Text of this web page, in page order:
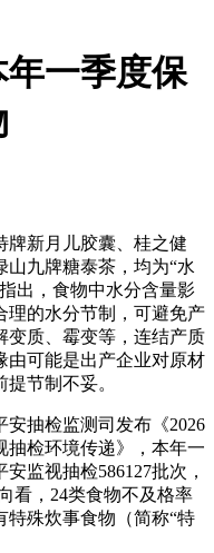
一季度保
新月儿胶囊、桂之健
山九牌糖泰茶，均为“水
出，食物中水分含量影
理的水分节制，可避免产
变质、霉变等，连结产质
由可能是出产企业对原材
节制不妥。
抽检监测司发布《2026
抽检环境传递》，本年一
监视抽检586127批次，
看，24类食物不及格率
特殊炊事食物（简称“特